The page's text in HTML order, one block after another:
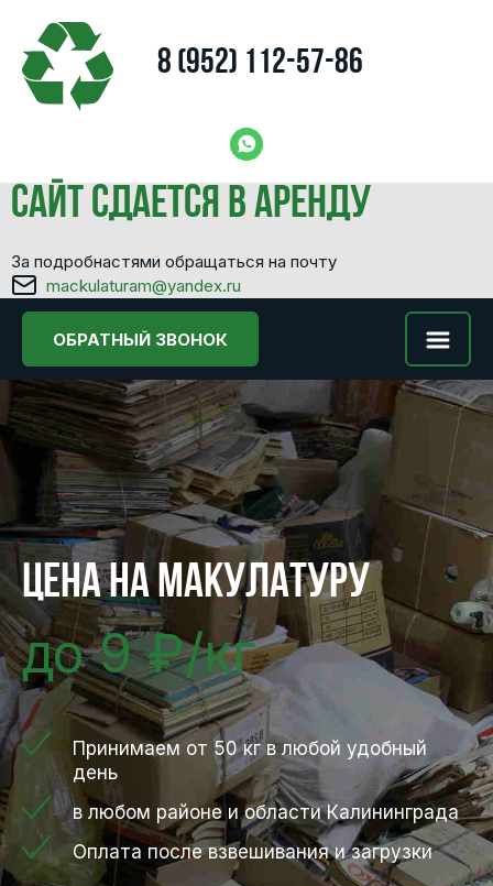
8 (952) 112-57-86
Сайт сдается в аренду
За подробнастями обращаться на почту
mackulaturam@yandex.ru
ОБРАТНЫЙ ЗВОНОК
Цена на макулатуру
до 9 ₽/кг
Принимаем от 50 кг в любой удобный
день
в любом районе и области Калининграда
Оплата после взвешивания и загрузки